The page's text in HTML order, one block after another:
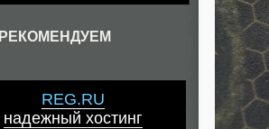
РЕКОМЕНДУЕМ
REG.RU
надежный хостинг